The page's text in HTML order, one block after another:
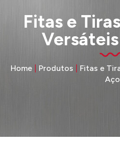
Fitas e
Home Produtos
Fitas e
Aço